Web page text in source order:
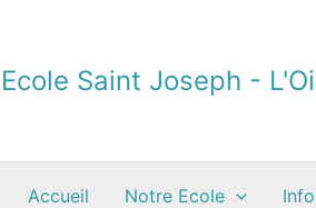
Ecole Saint Joseph -
Accueil Notre Ecole